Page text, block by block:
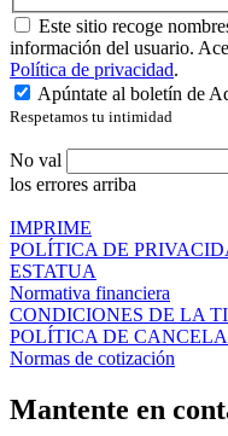
Este sitio recoge
información del usuario.
Política de privacidad.
Apúntate al boletín de
Respetamos tu intimidad
No val
los errores arriba
IMPRIME
POLÍTICA DE
ESTATUA
Normativa financiera
CONDICIONES DE LA
POLÍTICA DE
Normas de cotización
Mantente en